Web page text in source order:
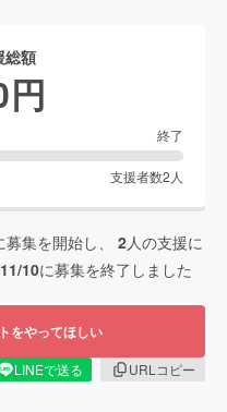
総額
円
終了
支援者数2 人
募集を開始し、 2人の支援に
10に募集を終了しました
をやってほしい
LINEで送る
URLコピー